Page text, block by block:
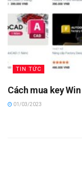
TIN TỨC
Cách mua key
01/03/2023